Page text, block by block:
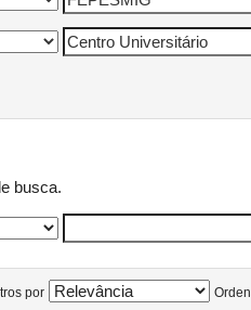
busca.
por